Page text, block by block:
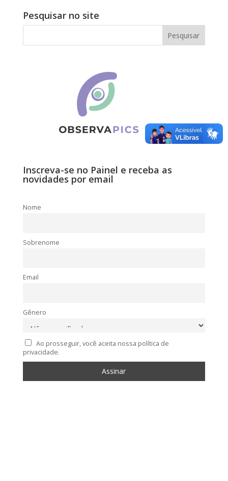
Pesquisar no site
Inscreva-se no Painel e receba as
novidades por email
Nome
Sobrenome
Email
Gênero
Ao prosseguir, você aceita nossa política de
privacidade.